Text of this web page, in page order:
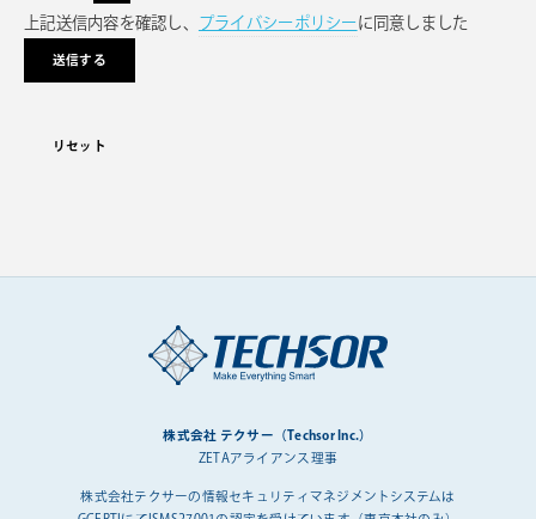
上記送信内容を確認し、 プライバシーポリシーに同意しました
株式会社 テクサー（Techsor Inc.）
ZETAアライアンス理事
株式会社テクサーの情報セキュリティマネジメントシステムは